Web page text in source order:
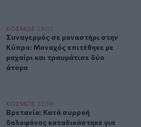
στην Κύπρο: Μοναχός
ΚΟΣΜΟΣ 23:02
Συναγερμός σε μοναστήρι στην
Συναγερμός σε μοναστήρι στην
Κύπρο: Μοναχός επιτέθηκε με
μαχαίρι και τραυμάτισε δύο
άτομα
δολοφόνος καταδικάστηκε
ΚΟΣΜΟΣ 22:39
Βρετανία: Κατά συρροή
Βρετανία: Κατά συρροή
δολοφόνος καταδικάστηκε για